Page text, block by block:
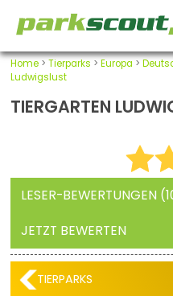
Home> Tierparks > Europa >
Ludwigslust
TIERGARTEN
LESER-BEWERTUNGEN
JETZT BEWERTEN
TIERPARKS